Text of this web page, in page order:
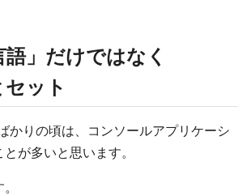
」だけではなく
セット
かりの頃は、コンソールアプリケーシ
が多いと思います。